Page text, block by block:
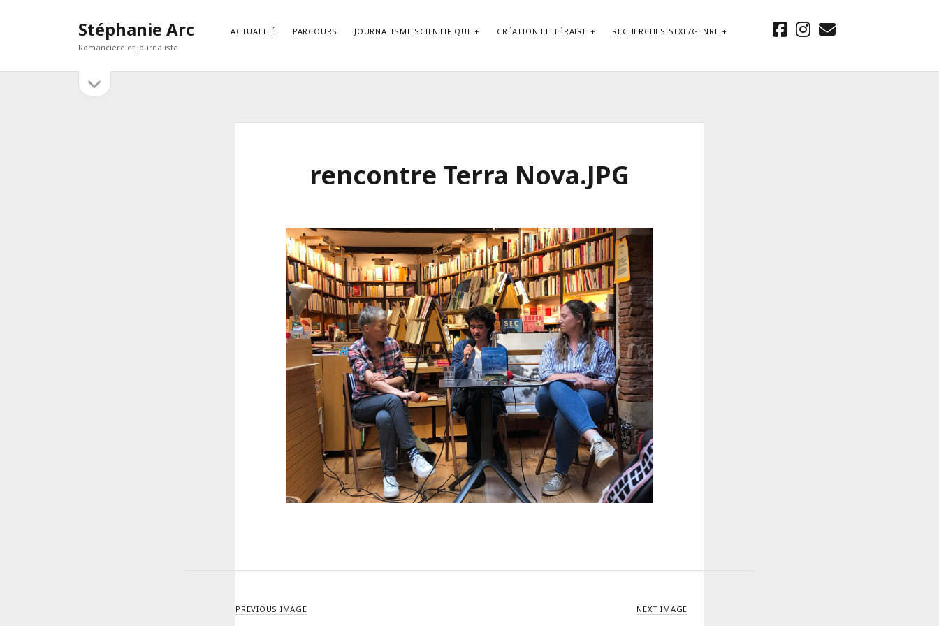
Stéphanie Arc
Romancière et journaliste
ACTUALITÉ PARCOURS JOURNALISME SCIENTIFIQUE CRÉATION LITTÉRAIRE RECHERCHES SEXE/GENRE facebook
instagram
email
sidebar
Contact
rencontre Terra Nova.JPG
PREVIOUS IMAGE NEXT IMAGE